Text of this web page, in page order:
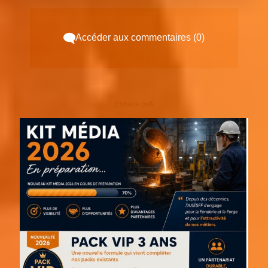
Accéder aux commentaires (0)